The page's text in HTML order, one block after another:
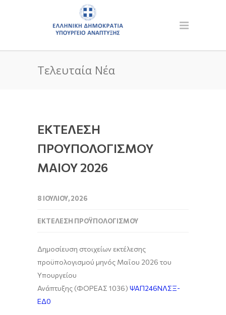
Τελευταία Νέα
ΕΚΤΕΛΕΣΗ
ΠΡΟΥΠΟΛΟΓΙΣΜΟΥ
ΜΑΙΟΥ 2026
8 ΙΟΥΛΊΟΥ, 2026
ΕΚΤΈΛΕΣΗ ΠΡΟΫΠΟΛΟΓΙΣΜΟΎ
Δημοσίευση στοιχείων εκτέλεσης
προϋπολογισμού μηνός Μαΐου 2026 του
Υπουργείου
Ανάπτυξης (ΦΟΡΕΑΣ 1036) ΨΑΠ246ΝΛΣΞ-
ΕΔ0